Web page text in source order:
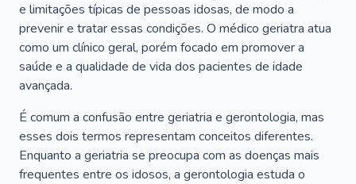
e limitações típicas de pessoas idosas, de modo a
prevenir e tratar essas condições. O médico geriatra atua
como um clínico geral, porém focado em promover a
saúde e a qualidade de vida dos pacientes de idade
avançada.
É comum a confusão entre geriatria e gerontologia, mas
esses dois termos representam conceitos diferentes.
Enquanto a geriatria se preocupa com as doenças mais
frequentes entre os idosos, a gerontologia estuda o